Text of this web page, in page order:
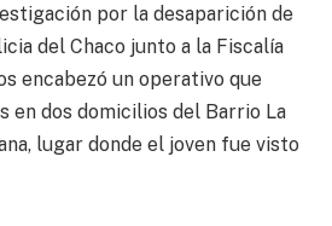
por la desaparición de
del Chaco junto a la Fiscalía
encabezó un operativo que
en dos domicilios del Barrio La
lugar donde el joven fue visto